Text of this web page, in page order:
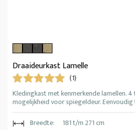
Draaideurkast Lamelle
(1)
Kledingkast met kenmerkende lamellen.
mogelijkheid voor spiegeldeur.
Breedte:
181 t/m 271 cm